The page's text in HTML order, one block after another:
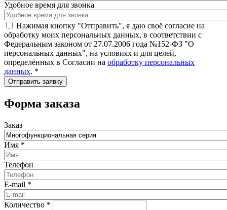
Удобное время для звонка
Нажимая кнопку "Отправить", я даю своё согласие на
обработку моих персональных данных, в соответствии с
Федеральным законом от 27.07.2006 года №152-ФЗ "О
персональных данных", на условиях и для целей,
определённых в Согласии на обработку персональных
данных. *
Форма заказа
Заказ
Имя *
Телефон
E-mail *
Количество *